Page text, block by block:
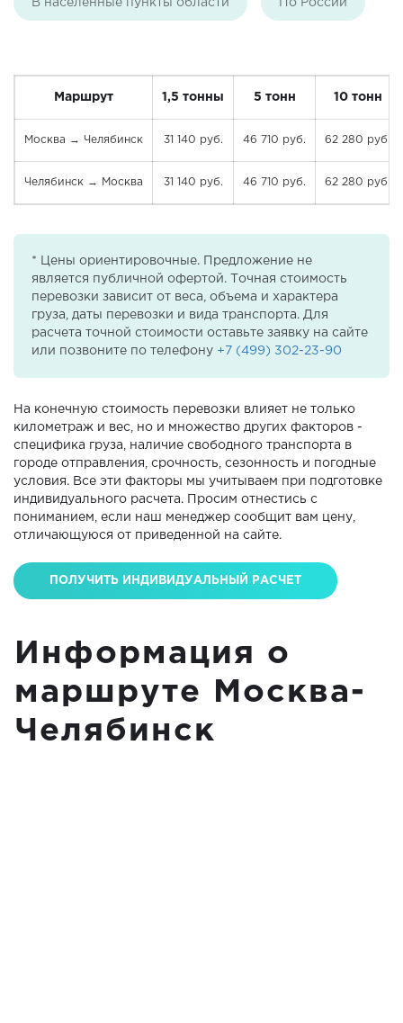
В населенные пункты области По России
Маршрут 1,5 тонны 5 тонн 10 тонн
Москва → Челябинск 31 140 руб. 46 710 руб. 62 280 руб.
Челябинск → Москва 31 140 руб. 46 710 руб. 62 280 руб.
* Цены ориентировочные. Предложение не
является публичной офертой. Точная стоимость
перевозки зависит от веса, объема и характера
груза, даты перевозки и вида транспорта. Для
расчета точной стоимости оставьте заявку на сайте
или позвоните по телефону +7 (499) 302-23-90
На конечную стоимость перевозки влияет не только
километраж и вес, но и множество других факторов -
специфика груза, наличие свободного транспорта в
городе отправления, срочность, сезонность и погодные
условия. Все эти факторы мы учитываем при подготовке
индивидуального расчета. Просим отнестись с
пониманием, если наш менеджер сообщит вам цену,
отличающуюся от приведенной на сайте.
ПОЛУЧИТЬ ИНДИВИДУАЛЬНЫЙ РАСЧЕТ
Информация о
маршруте Москва-
Челябинск